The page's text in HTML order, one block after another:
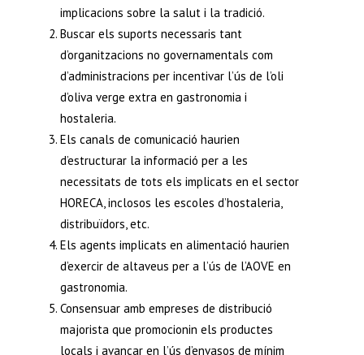
implicacions sobre la salut i la tradició.
Buscar els suports necessaris tant
d’organitzacions no governamentals com
d’administracions per incentivar l’ús de l’oli
d’oliva verge extra en gastronomia i
hostaleria.
Els canals de comunicació haurien
d’estructurar la informació per a les
necessitats de tots els implicats en el sector
HORECA, inclosos les escoles d’hostaleria,
distribuïdors, etc.
Els agents implicats en alimentació haurien
d’exercir de altaveus per a l’ús de l’AOVE en
gastronomia.
Consensuar amb empreses de distribució
majorista que promocionin els productes
locals i avançar en l’ús d’envasos de mínim